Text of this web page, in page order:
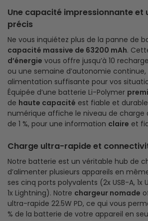
Une capacité impressionnante et
précis
Ne vous inquiétez plus de la panne de
capacité massive de 63200 mAh.
d’énergie vous offre jusqu’à 10
ou une semaine d’autonomie
alimentation suffisante pour vos
Équipée d’une batterie Li-Polymer
de haute capacité est fiable et
numérique affiche le niveau de charge
de 1 %, pour une information claire et
Charge ultra-rapide et
Notre batterie est un véritable hub de
d’alimenter plusieurs appareils en
ses cinq ports polyvalents (2x USB-A, 1x
1x Lightning). Notre chargeur nomade
ultra-rapide 22.5W PD, ce qui vous
% de la batterie de votre appareil en